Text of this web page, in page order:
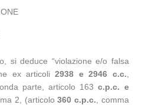
si deduce “violazione e/o falsa
ex articoli2938 e 2946 c.c.
parte, articolo 163c.p.c. e
2, (articolo360 c.p.c. , comma